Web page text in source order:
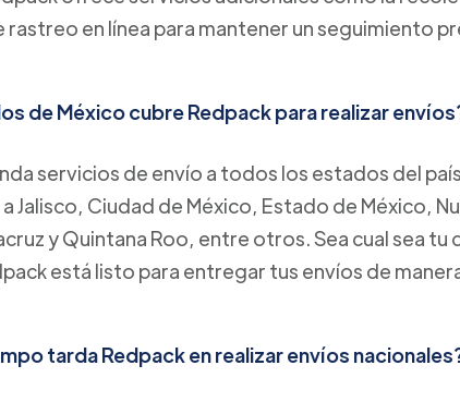
rastreo en línea para mantener un seguimiento
de México cubre Redpack para realizar
servicios de envío a todos los estados del
Jalisco, Ciudad de México, Estado de México,
y Quintana Roo, entre otros. Sea cual sea
está listo para entregar tus envíos de
tarda Redpack en realizar envíos